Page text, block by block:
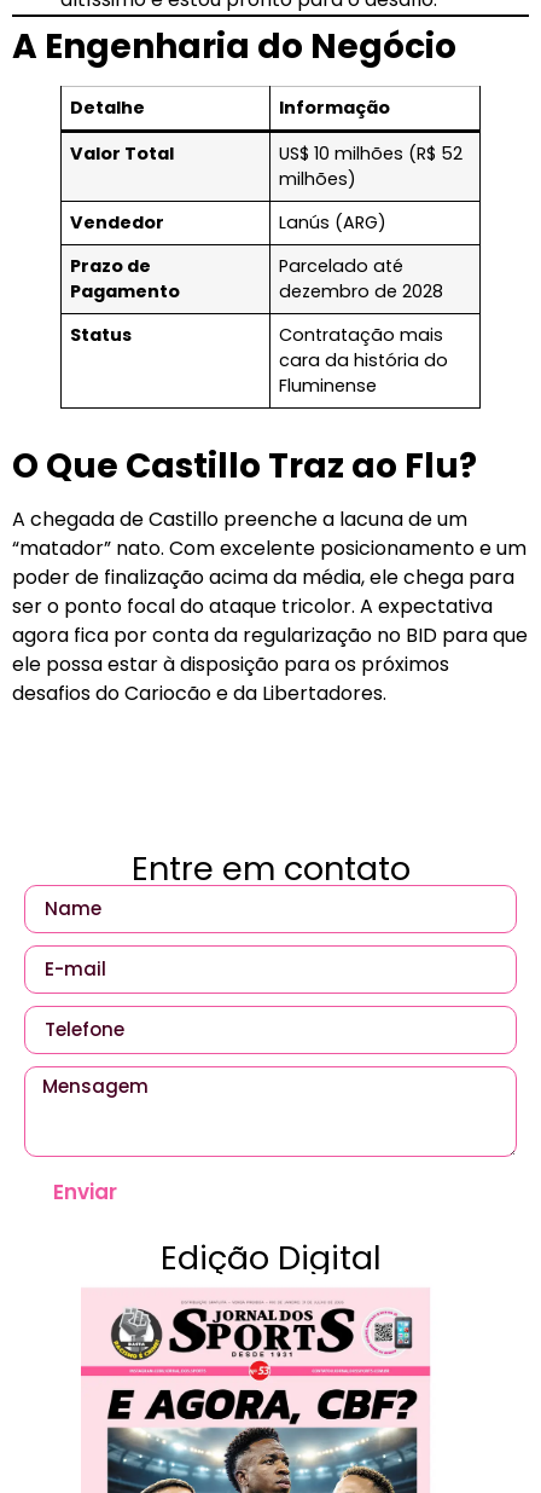
A Engenharia do Negócio
Detalhe
Informação
Valor Total
US$ 10 milhões (R$ 52
milhões)
Vendedor
Lanús (ARG)
Prazo de
Pagamento
Parcelado até
dezembro de 2028
Status
Contratação mais
cara da história do
Fluminense
O Que Castillo Traz ao Flu?
A chegada de Castillo preenche a lacuna de um
“matador” nato. Com excelente posicionamento e um
poder de finalização acima da média, ele chega para
ser o ponto focal do ataque tricolor. A expectativa
agora fica por conta da regularização no BID para que
ele possa estar à disposição para os próximos
desafios do Cariocão e da Libertadores.
Entre em contato
Enviar
Edição Digital